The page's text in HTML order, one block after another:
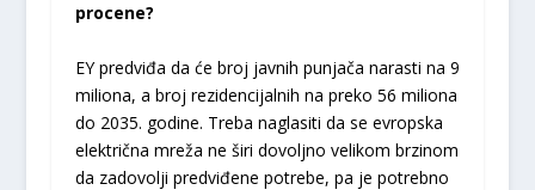
procene?
EY predviđa da će broj javnih punjača narasti na 9
miliona, a broj rezidencijalnih na preko 56 miliona
do 2035. godine. Treba naglasiti da se evropska
električna mreža ne širi dovoljno velikom brzinom
da zadovolji predviđene potrebe, pa je potrebno